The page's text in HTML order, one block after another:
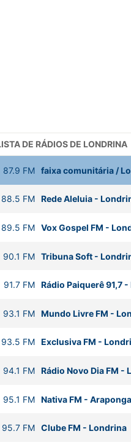
DE RÁDIOS DE LONDRINA
87.9 FM faixa comunitária /
88.5 FM Rede Aleluia -
89.5 FM Vox Gospel FM -
90.1 FM Tribuna Soft-
91.7 FM Rádio Paiquerê 91,7-
93.1 FM Mundo Livre FM -
93.5 FM Exclusiva FM -
94.1 FM Rádio Novo Dia FM -
95.1 FM Nativa FM -
95.7 FM Clube FM - Londrina